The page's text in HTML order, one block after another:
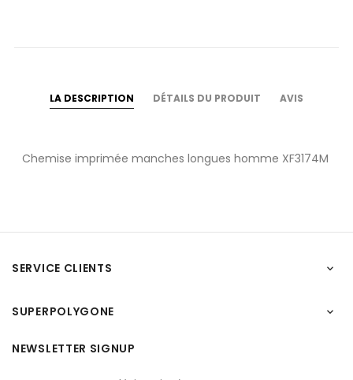
LA DESCRIPTION DÉTAILS DU PRODUIT AVIS
Chemise imprimée manches longues homme XF3174M
SERVICE CLIENTS 
SUPERPOLYGONE 
NEWSLETTER SIGNUP